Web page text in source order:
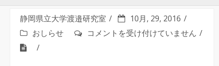
静岡県立大学渡邉研究室
10月, 29, 2016
おしらせ
ロ
コメントを受け付けていません